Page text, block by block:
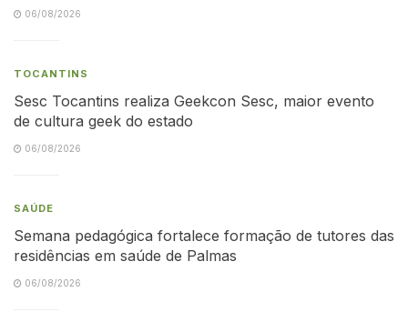
06/08/2026
TOCANTINS
Sesc Tocantins realiza Geekcon Sesc, maior evento
de cultura geek do estado
06/08/2026
SAÚDE
Semana pedagógica fortalece formação de tutores das
residências em saúde de Palmas
06/08/2026